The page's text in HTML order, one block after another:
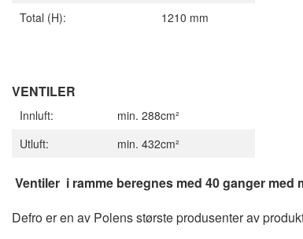
Total (H):
1210 mm
VENTILER
Innluft:
min. 288cm²
Utluft:
min. 432cm²
Ventiler i ramme beregnes med 40 ganger
Defro er en av Polens største produsenter av